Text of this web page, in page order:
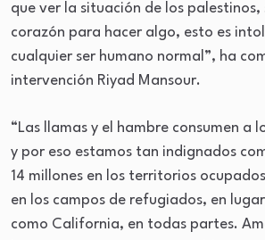
que ver la situación de los
corazón para hacer algo, esto es
cualquier ser humano normal”, ha
intervención Riyad Mansour.
“Las llamas y el hambre consumen a
y por eso estamos tan indignados
14 millones en los territorios
en los campos de refugiados, en
como California, en todas partes.